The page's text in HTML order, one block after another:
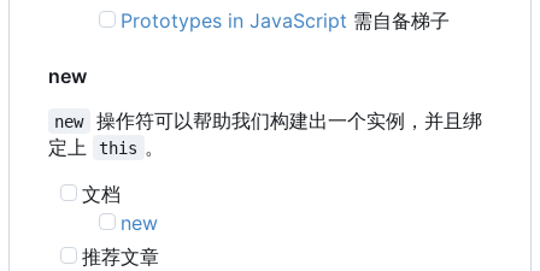
Prototypes in JavaScript 需自备梯子
new
new
操作符可以帮助我们构建出一个实例，并且绑
定上
this 。
文档
new
推荐文章